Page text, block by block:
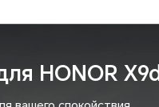
HONOR X9d